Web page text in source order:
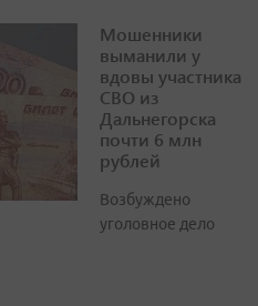
Мошенники
выманили у
вдовы участника
СВО из
Дальнегорска
почти 6 млн
рублей
Возбуждено
уголовное дело